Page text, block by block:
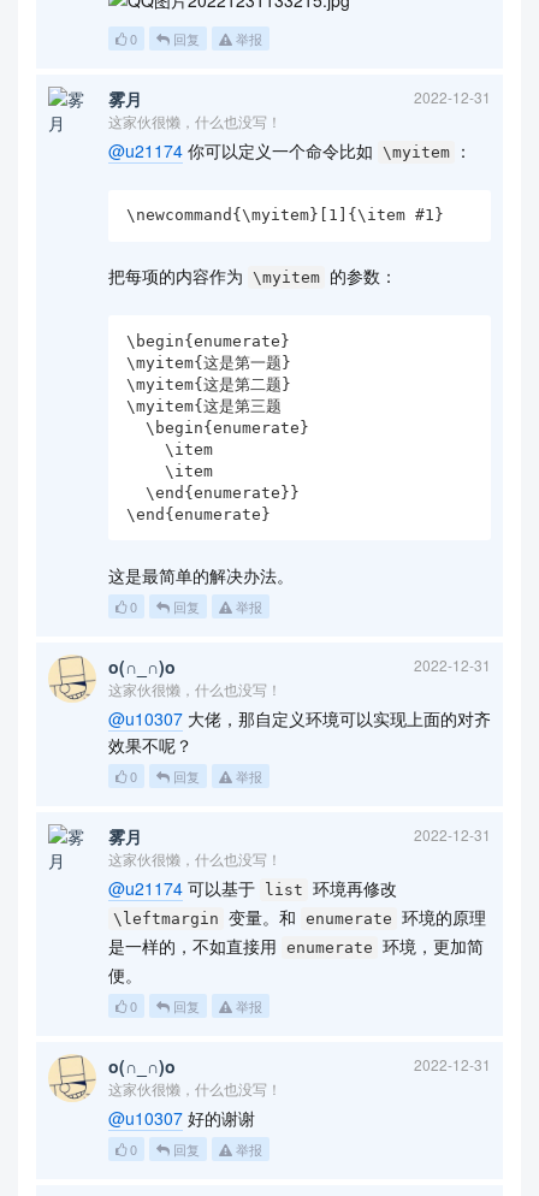
0 回复 举报
雾月
2022-12-31
这家伙很懒，什么也没写！
@u21174 你可以定义一个命令比如 \myitem ：
\newcommand{\myitem}[1]{\item #1}
把每项的内容作为 \myitem 的参数：
\begin{enumerate}
\myitem{这是第一题}
\myitem{这是第二题}
\myitem{这是第三题
  \begin{enumerate}
    \item
    \item
  \end{enumerate}}
\end{enumerate}
这是最简单的解决办法。
0 回复 举报
o(∩_∩)o
2022-12-31
这家伙很懒，什么也没写！
@u10307 大佬，那自定义环境可以实现上面的对齐
效果不呢？
0 回复 举报
雾月
2022-12-31
这家伙很懒，什么也没写！
@u21174 可以基于 list 环境再修改
\leftmargin 变量。和 enumerate 环境的原理
是一样的，不如直接用 enumerate 环境，更加简
便。
0 回复 举报
o(∩_∩)o
2022-12-31
这家伙很懒，什么也没写！
@u10307 好的谢谢
0 回复 举报